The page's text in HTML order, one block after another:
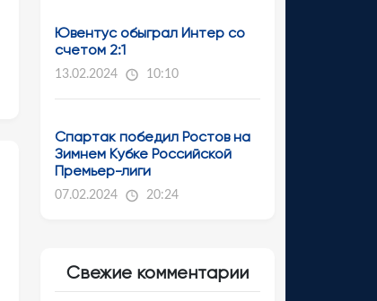
Ювентус обыграл Интер со
счетом 2:1
13.02.2024 10:10
Спартак победил Ростов на
Зимнем Кубке Российской
Премьер-лиги
07.02.2024 20:24
Свежие комментарии